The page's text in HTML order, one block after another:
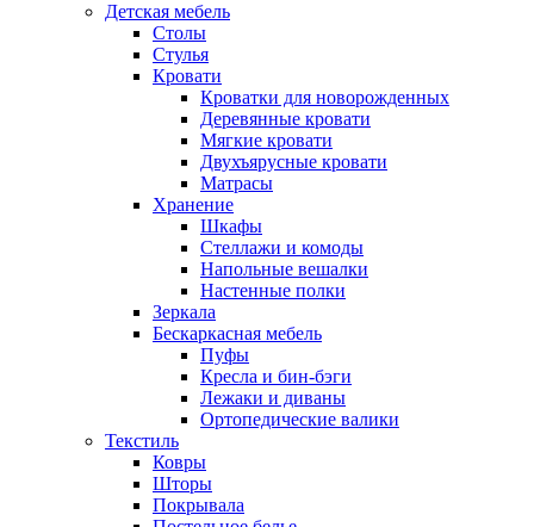
Детская мебель
Столы
Стулья
Кровати
Кроватки для новорожденных
Деревянные кровати
Мягкие кровати
Двухъярусные кровати
Матрасы
Хранение
Шкафы
Стеллажи и комоды
Напольные вешалки
Настенные полки
Зеркала
Бескаркасная мебель
Пуфы
Кресла и бин-бэги
Лежаки и диваны
Ортопедические валики
Текстиль
Ковры
Шторы
Покрывала